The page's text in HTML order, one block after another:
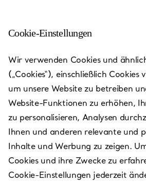
Standorte von Tiffany
Land/Standort
Cookie-Einstellungen
Wir verwenden Cookies und
(„Cookies“), einschließlich
um unsere Website zu betreiben
Website-Funktionen zu erhöhen,
zu personalisieren, Analysen
Ihnen und anderen relevante und
Inhalte und Werbung zu zeigen.
Cookies und ihre Zwecke zu
Cookie-Einstellungen jederzeit